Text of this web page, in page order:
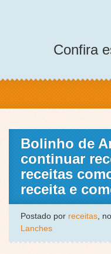
Confira
Bolinho de
continuar
receitas
receita e
Postado por receitas,
Lanches